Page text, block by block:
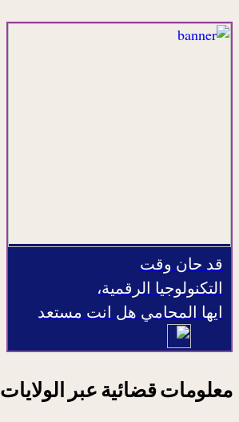
قد حان وقت
التكنولوجيا الرقمية،
ايها المحامي هل انت مستعد
معلومات قضائية عبر الولايات